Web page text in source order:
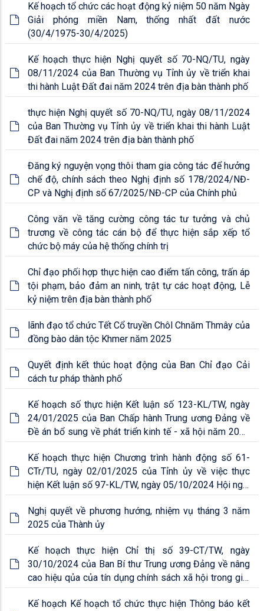
đổi mới sáng tạo và chuyển đổi số quốc gia
Kế hoạch tổ chức các hoạt động kỷ niệm 50 năm Ngày
Giải phóng miền Nam, thống nhất đất nước
(30/4/1975-30/4/2025)
Kế hoạch thực hiện Nghị quyết số 70-NQ/TU, ngày
08/11/2024 của Ban Thường vụ Tỉnh ủy về triển khai
thi hành Luật Đất đai năm 2024 trên địa bàn thành phố
thực hiện Nghị quyết số 70-NQ/TU, ngày 08/11/2024
của Ban Thường vụ Tỉnh ủy về triển khai thi hành Luật
Đất đai năm 2024 trên địa bàn thành phố
Đăng ký nguyện vọng thôi tham gia công tác để hưởng
chế độ, chính sách theo Nghị định số 178/2024/NĐ-
CP và Nghị định số 67/2025/NĐ-CP của Chính phủ
Công văn về tăng cường công tác tư tưởng và chủ
trương về công tác cán bộ để thực hiện sắp xếp tổ
chức bộ máy của hệ thống chính trị
Chỉ đạo phối hợp thực hiện cao điểm tấn công, trấn áp
tội phạm, bảo đảm an ninh, trật tự các hoạt động, Lễ
kỷ niệm trên địa bàn thành phố
lãnh đạo tổ chức Tết Cổ truyền Chôl Chnăm Thmây của
đồng bào dân tộc Khmer năm 2025
Quyết định kết thúc hoạt động của Ban Chỉ đạo Cải
cách tư pháp thành phố
Kế hoạch số thực hiện Kết luận số 123-KL/TW, ngày
24/01/2025 của Ban Chấp hành Trung ương Đảng về
Đề án bổ sung về phát triển kinh tế - xã hội năm 2025
với mục tiêu tăng trưởng đạt 8% trở lên
Kế hoạch thực hiện Chương trình hành động số 61-
CTr/TU, ngày 02/01/2025 của Tỉnh ủy về việc thực
hiện Kết luận số 97-KL/TW, ngày 05/10/2024 Hội nghị
lần thứ mười Ban Chấp hành Trung ương Đảng khóa
XIII về kinh tế - xã hội năm 2024-2025
Nghị quyết về phương hướng, nhiệm vụ tháng 3 năm
2025 của Thành ủy
Kế hoạch thực hiện Chỉ thị số 39-CT/TW, ngày
30/10/2024 của Ban Bí thư Trung ương Đảng về nâng
cao hiệu qủa của tín dụng chính sách xã hội trong giai
đoạn mới trên địa bàn thành phố Rạch Giá
Kế hoạch Kế hoạch tổ chức thực hiện Thông báo kết